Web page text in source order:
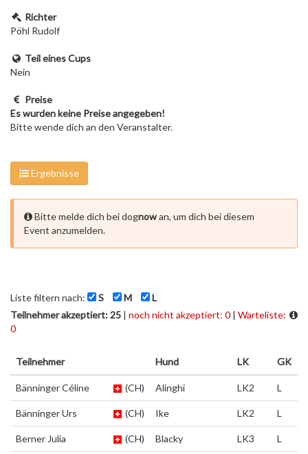
Richter
Pöhl Rudolf
Teil eines Cups
Nein
Preise
Es wurden keine Preise angegeben!
Bitte wende dich an den Veranstalter.
Ergebnisse
Bitte melde dich bei dognowan, um dich bei diesem
Event anzumelden.
Liste filtern nach: S M
L
Teilnehmer akzeptiert: 25 | noch nicht akzeptiert: 0 | Warteliste:
0
Teilnehmer Hund LK GK
Bänninger Céline (CH) Alinghi LK2 L
Bänninger Urs (CH) Ike LK2 L
Berner Julia (CH) Blacky LK3 L